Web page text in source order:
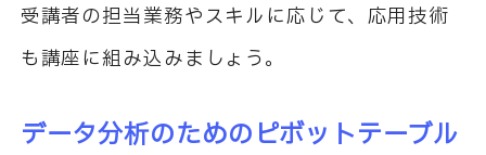
受講者の担当業務やスキルに応じて、応用技術
も講座に組み込みましょう。
データ分析のためのピボットテーブル